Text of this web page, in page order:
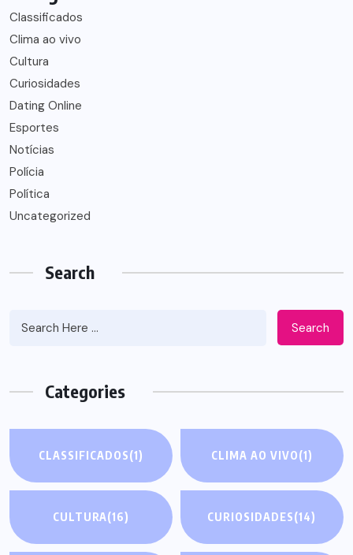
Classificados
Clima ao vivo
Cultura
Curiosidades
Dating Online
Esportes
Notícias
Polícia
Política
Uncategorized
Search
Search
Categories
CLASSIFICADOS(1) CLIMA AO VIVO(1)
CULTURA(16) CURIOSIDADES(14)